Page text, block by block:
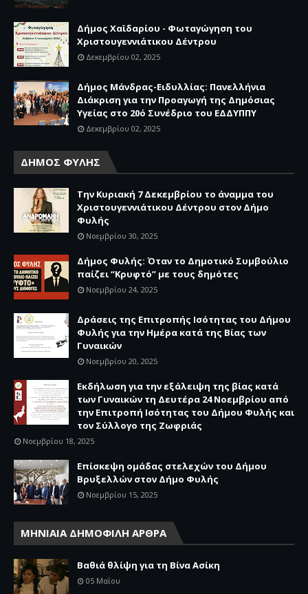
Δήμος Χαϊδαρίου - Φωταγώγηση του
Χριστουγεννιάτικου Δέντρου
Δεκεμβρίου 02, 2025
Δήμος Μάνδρας-Ειδυλλίας: Πανελλήνια
Διάκριση για την Προαγωγή της Δημόσιας
Υγείας στο 20ό Συνέδριο του ΕΔΔΥΠΠΥ
Δεκεμβρίου 02, 2025
ΔΗΜΟΣ ΦΥΛΗΣ
Την Κυριακή 7 Δεκεμβρίου το άναμμα του
Χριστουγεννιάτικου Δέντρου στον Δήμο
Φυλής
Νοεμβρίου 30, 2025
Δήμος Φυλής: Όταν το Δημοτικό Συμβούλιο
παίζει “Κρυφτό” με τους δημότες
Νοεμβρίου 24, 2025
Δράσεις της Επιτροπής Ισότητας του Δήμου
Φυλής για την Ημέρα κατά της Βίας των
Γυναικών
Νοεμβρίου 20, 2025
Εκδήλωση για την εξάλειψη της βίας κατά
των Γυναικών τη Δευτέρα 24 Νοεμβρίου από
την Επιτροπή Ισότητας του Δήμου Φυλής και
τον Σύλλογο της Ζωφριάς
Νοεμβρίου 18, 2025
Επίσκεψη ομάδας στελεχών του Δήμου
Βρυξελλών στον Δήμο Φυλής
Νοεμβρίου 15, 2025
ΜΗΝΙΑΙΑ ΔΗΜΟΦΙΛΗ ΑΡΘΡΑ
Βαθιά θλίψη για τη Βίνα Ασίκη
05 Μαΐου